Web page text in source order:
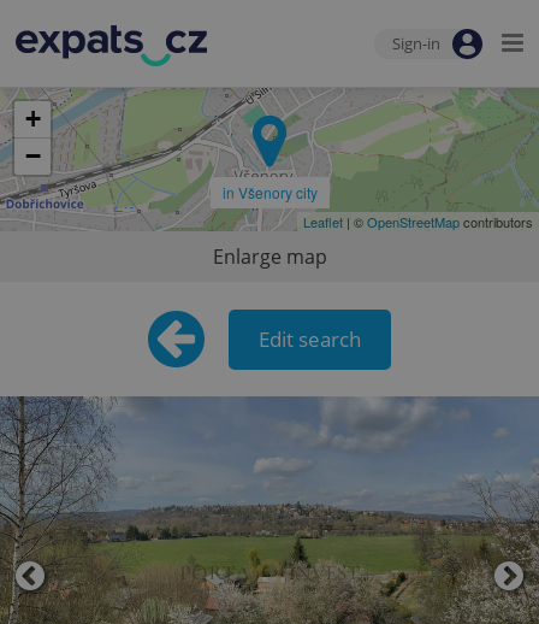
Sign-in
in Všenory city
+
−
Leaflet | ©OpenStreetMapcontributors
Enlarge map
Edit search